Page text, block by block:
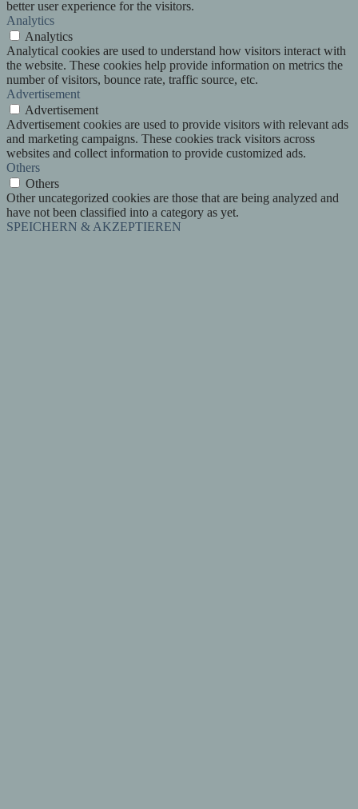
better user experience for the visitors.
Analytics
Analytics
Analytical cookies are used to understand how visitors interact with
the website. These cookies help provide information on metrics the
number of visitors, bounce rate, traffic source, etc.
Advertisement
Advertisement
Advertisement cookies are used to provide visitors with relevant ads
and marketing campaigns. These cookies track visitors across
websites and collect information to provide customized ads.
Others
Others
Other uncategorized cookies are those that are being analyzed and
have not been classified into a category as yet.
SPEICHERN & AKZEPTIEREN